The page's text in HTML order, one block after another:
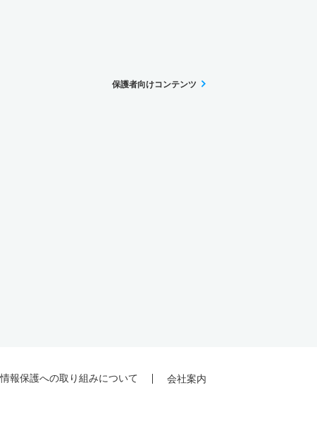
保護者向けコンテンツ
報保護への取り組みについて 会社案内